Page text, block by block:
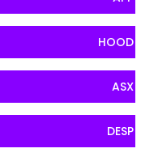
HOOD
ASX
DESP